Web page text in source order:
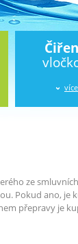
ze
Pokud ano, je
přepravy je